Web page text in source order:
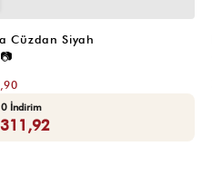
Cüzdan Siyah
📷
İndirim